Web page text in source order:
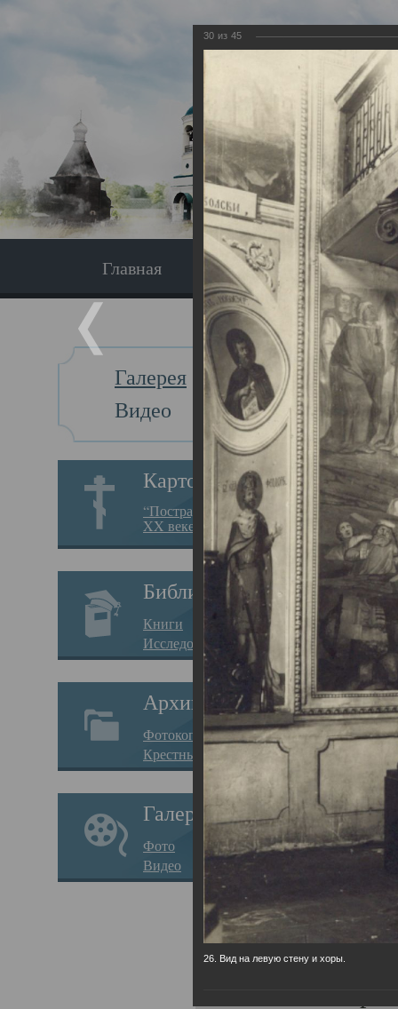
Главная Экскурсия
Галерея
Видео
Картотека
“Пострадавшие за веру в
XX веке на Севере”
Библиотека
Книги
Исследования
Архив
Фотокопии дел
Крестные ходы
Галерея
Фото
Видео
Главная
30 из 45
26. Вид на левую стену и хоры.